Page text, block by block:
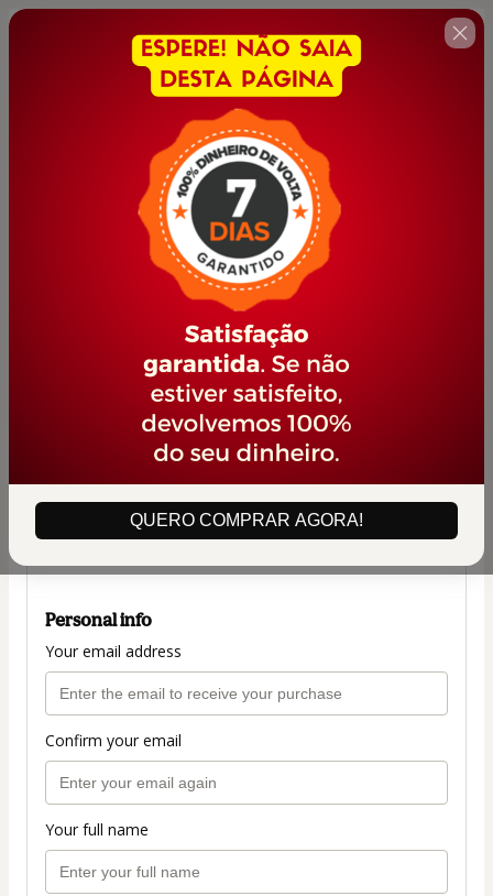
QUERO COMPRAR AGORA!
🇺🇸 Change country
MESTRE DO VIOLÃO
Author: PORTAL JOVEM EMPREENDEDOR
$21.00
(+ applicable taxes. Click herefor more
information)
Personal info
Your email address
Confirm your email
Your full name